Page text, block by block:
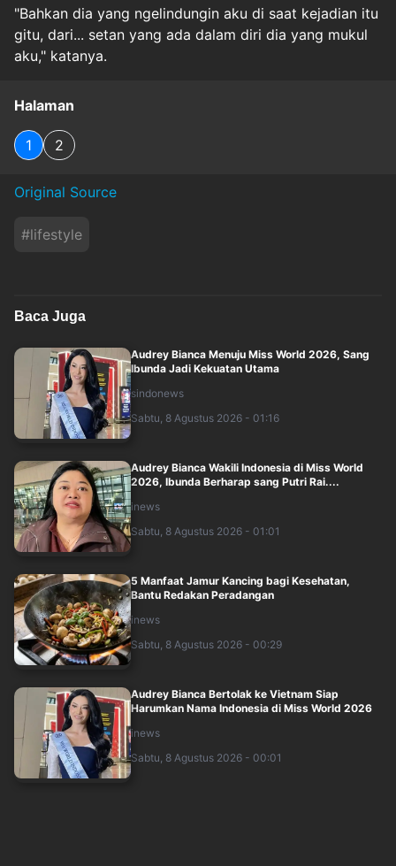
"Bahkan dia yang ngelindungin aku di saat kejadian itu
gitu, dari... setan yang ada dalam diri dia yang mukul
aku," katanya.
Halaman
1 2
Original Source
#lifestyle
Baca Juga
Audrey Bianca Menuju Miss World 2026, Sang
Ibunda Jadi Kekuatan Utama
sindonews
Sabtu, 8 Agustus 2026 - 01:16
Audrey Bianca Wakili Indonesia di Miss World
2026, Ibunda Berharap sang Putri Rai....
inews
Sabtu, 8 Agustus 2026 - 01:01
5 Manfaat Jamur Kancing bagi Kesehatan,
Bantu Redakan Peradangan
inews
Sabtu, 8 Agustus 2026 - 00:29
Audrey Bianca Bertolak ke Vietnam Siap
Harumkan Nama Indonesia di Miss World 2026
inews
Sabtu, 8 Agustus 2026 - 00:01